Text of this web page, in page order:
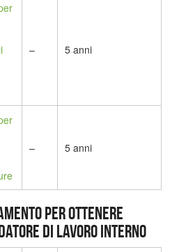
– 5 anni
– 5 anni
PER OTTENERE
DI LAVORO INTERNO